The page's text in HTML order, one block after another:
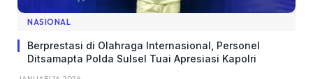
NASIONAL
Berprestasi di Olahraga Internasional, Personel
Ditsamapta Polda Sulsel Tuai Apresiasi Kapolri